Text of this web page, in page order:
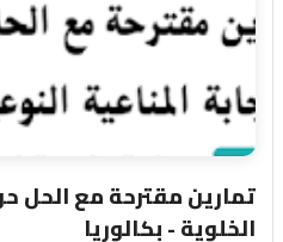
تمارين مقترحة مع الحل
الخلوية - بكالوريا